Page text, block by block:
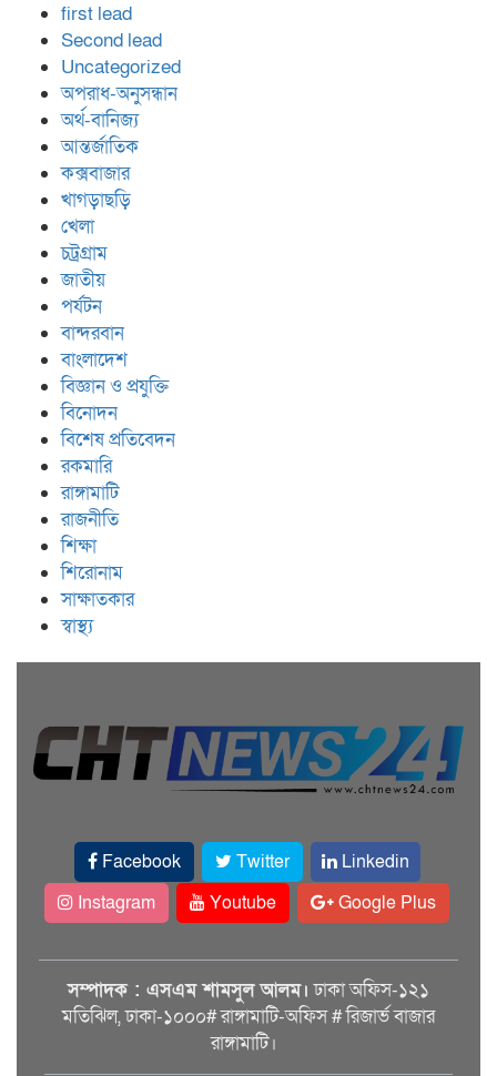
first lead
Second lead
Uncategorized
অপরাধ-অনুসন্ধান
অর্থ-বানিজ্য
আন্তর্জাতিক
কক্সবাজার
খাগড়াছড়ি
খেলা
চট্রগ্রাম
জাতীয়
পর্যটন
বান্দরবান
বাংলাদেশ
বিজ্ঞান ও প্রযুক্তি
বিনোদন
বিশেষ প্রতিবেদন
রকমারি
রাঙ্গামাটি
রাজনীতি
শিক্ষা
শিরোনাম
সাক্ষাতকার
স্বাস্থ্য
Facebook Twitter
Linkedin
Instagram
Youtube Google Plus
সম্পাদক : এসএম শামসুল আলম। ঢাকা অফিস-১২১
মতিঝিল, ঢাকা-১০০০# রাঙ্গামাটি-অফিস # রিজার্ভ বাজার
রাঙ্গামাটি।